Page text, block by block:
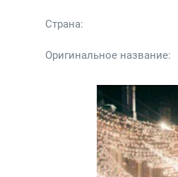
Страна:
Оригинальное название: